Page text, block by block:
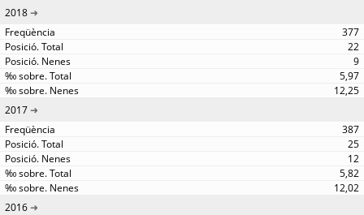
2018
377
22
9
5,97
12,25
2017
387
25
12
5,82
12,02
2016